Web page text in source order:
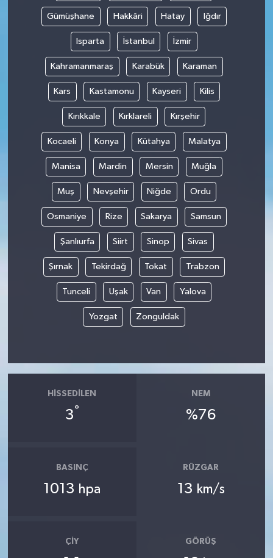
Gümüşhane Hakkâri Hatay Iğdır
Isparta İstanbul İzmir
Kahramanmaraş Karabük Karaman
Kars Kastamonu Kayseri Kilis
Kırıkkale Kırklareli Kırşehir
Kocaeli Konya Kütahya Malatya
Manisa Mardin Mersin Muğla
Muş Nevşehir Niğde Ordu
Osmaniye Rize Sakarya Samsun
Şanlıurfa Siirt Sinop Sivas
Şırnak Tekirdağ Tokat Trabzon
Tunceli Uşak Van Yalova
Yozgat Zonguldak
HISSEDILEN
3°
NEM
%76
BASINÇ
1013 hpa
RÜZGAR
13 km/s
ÇIY GÖRÜŞ